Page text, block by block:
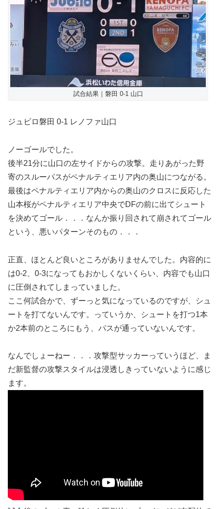
試合結果｜磐田 0-1 山口
ジュビロ磐田 0-1 レノファ山口
ノーゴールでした。
後半21分に山口の左サイドからの攻撃。走りあがった野
寄のスルーパスがペナルティエリア内の奥山につながる。
最後はペナルティエリア内からの奥山のクロスに反応した
山本桜がペナルティエリア中央でDFの前に出てシュート
を決めてゴール．．．なんか振り回されて崩されてゴール
という、悪いパターンそのもの．．．
正直、ほとんど良いところがありませんでした。内容的に
は0-2、0-3になってもおかしくないくらい、内容でも山口
に圧倒されてしまっていました。
ここ何試合かで、ずーっと気になっているのですが、シュ
ートを打てないんです。っていうか、シュートを打つ1本
か2本前のところにもう、パスが通っていないんです。
なんでしょーねー．．．攻撃型サッカーっていうほど、ま
だ新監督の攻撃スタイルは浸透しきっていないように感じ
ます。